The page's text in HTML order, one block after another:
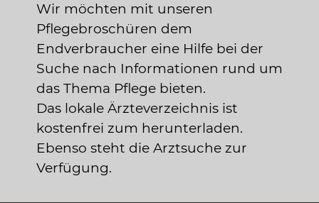
Wir möchten mit unseren
Pflegebroschüren dem
Endverbraucher eine Hilfe bei der
Suche nach Informationen rund um
das Thema Pflege bieten.
Das lokale Ärzteverzeichnis ist
kostenfrei zum herunterladen.
Ebenso steht die Arztsuche zur
Verfügung.